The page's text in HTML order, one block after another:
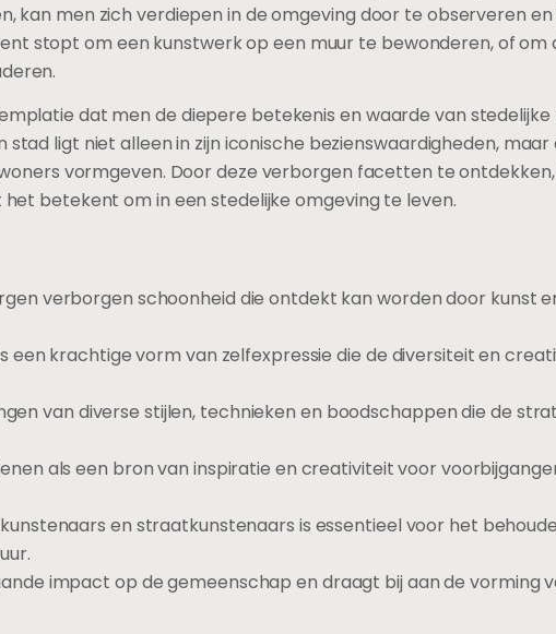
kan men zich verdiepen in de omgeving door te observeren
stopt om een kunstwerk op een muur te bewonderen, of om
dat men de diepere betekenis en waarde van stedelijke
ligt niet alleen in zijn iconische bezienswaardigheden, maar
vormgeven. Door deze verborgen facetten te
betekent om in een stedelijke omgeving te leven.
verborgen schoonheid die ontdekt kan worden door kunst
een krachtige vorm van zelfexpressie die de diversiteit en
van diverse stijlen, technieken en boodschappen die de
als een bron van inspiratie en creativiteit voor
en straatkunstenaars is essentieel voor het
impact op de gemeenschap en draagt bij aan de vorming